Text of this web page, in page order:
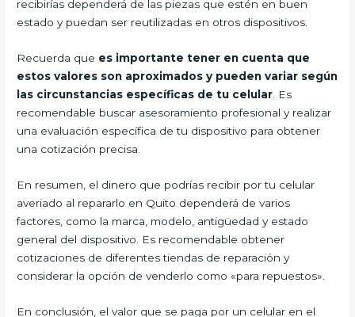
recibirías dependerá de las piezas que estén en buen
estado y puedan ser reutilizadas en otros dispositivos.
Recuerda que es importante tener en cuenta que
estos valores son aproximados y pueden variar según
las circunstancias específicas de tu celular . Es
recomendable buscar asesoramiento profesional y realizar
una evaluación específica de tu dispositivo para obtener
una cotización precisa.
En resumen, el dinero que podrías recibir por tu celular
averiado al repararlo en Quito dependerá de varios
factores, como la marca, modelo, antigüedad y estado
general del dispositivo. Es recomendable obtener
cotizaciones de diferentes tiendas de reparación y
considerar la opción de venderlo como «para repuestos».
En conclusión, el valor que se paga por un celular en el